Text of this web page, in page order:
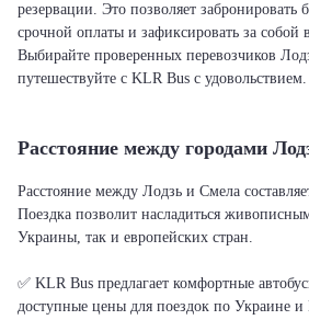
резервации. Это позволяет забронировать
срочной оплаты и зафиксировать за собой
Выбирайте проверенных перевозчиков
путешествуйте с KLR Bus с удовольствием.
Расстояние между городами
Расстояние между Лодзь и Смела
Поездка позволит насладиться
Украины, так и европейских стран.
✅ KLR Bus предлагает комфортные
доступные цены для поездок по Украине и